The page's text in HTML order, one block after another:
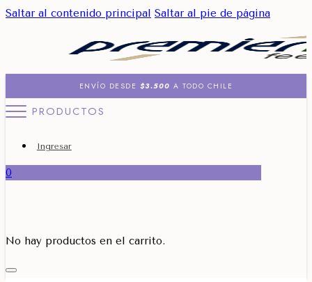
Saltar al contenido principal Saltar al pie de página
ENVÍO DESDE $3.500 A TODO CHILE
PRODUCTOS
Ingresar
0
No hay productos en el carrito.